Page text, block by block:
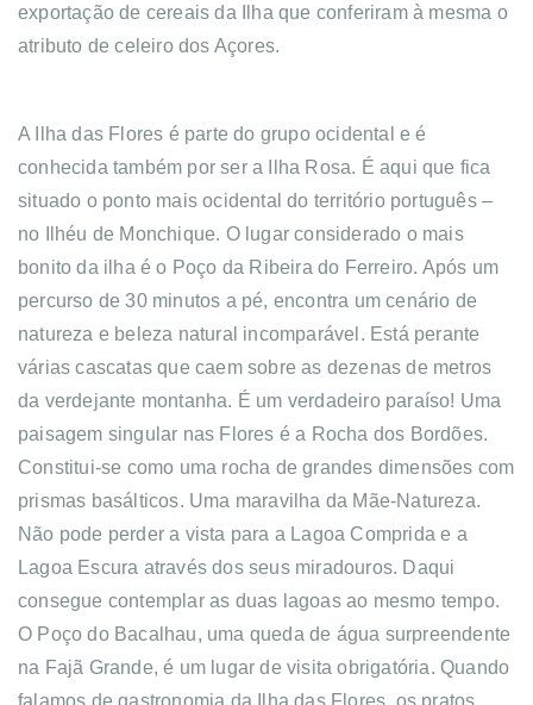
exportação de cereais da Ilha que conferiram à mesma o
atributo de celeiro dos Açores.
A Ilha das Flores é parte do grupo ocidental e é
conhecida também por ser a Ilha Rosa. É aqui que fica
situado o ponto mais ocidental do território português –
no Ilhéu de Monchique. O lugar considerado o mais
bonito da ilha é o Poço da Ribeira do Ferreiro. Após um
percurso de 30 minutos a pé, encontra um cenário de
natureza e beleza natural incomparável. Está perante
várias cascatas que caem sobre as dezenas de metros
da verdejante montanha. É um verdadeiro paraíso! Uma
paisagem singular nas Flores é a Rocha dos Bordões.
Constitui-se como uma rocha de grandes dimensões com
prismas basálticos. Uma maravilha da Mãe-Natureza.
Não pode perder a vista para a Lagoa Comprida e a
Lagoa Escura através dos seus miradouros. Daqui
consegue contemplar as duas lagoas ao mesmo tempo.
O Poço do Bacalhau, uma queda de água surpreendente
na Fajã Grande, é um lugar de visita obrigatória. Quando
falamos de gastronomia da Ilha das Flores, os pratos